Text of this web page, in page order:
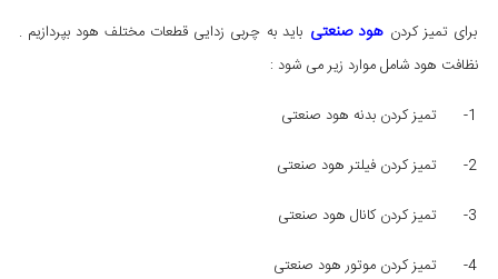
برای تمیز کردن هود صنعتی باید به چربی زدایی قطعات مختلف هود بپردازیم .
نظافت هود شامل موارد زیر می شود :
1- تمیز کردن بدنه هود صنعتی
2- تمیز کردن فیلتر هود صنعتی
3- تمیز کردن کانال هود صنعتی
4- تمیز کردن موتور هود صنعتی